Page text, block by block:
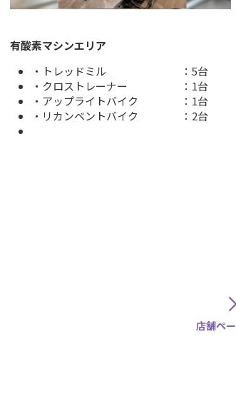
有酸素マシンエリア
・トレッドミル ：5台
・クロストレーナー ：1台
・アップライトバイク ：1台
・リカンベントバイク ：2台
店舗ペ